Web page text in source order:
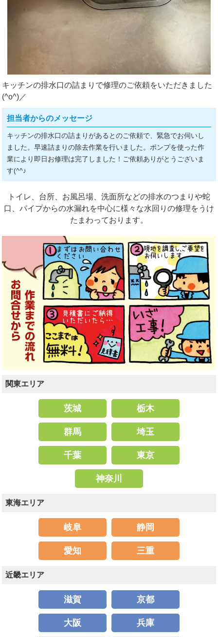
キッチンの排水口の詰まりで修理のご依頼をいただきました
(^o^)／
担当者からのメッセージ
キッチンの排水口の詰まりがあるとのご依頼で、緊急でお伺いし
ました。早速詰まりの除去作業を行いました。ポンプを使った作
業により即日お修理は完了しました！ご依頼ありがとうございま
す(^^♪
トイレ、台所、お風呂場、洗面所などの排水のつまりや蛇
口、パイプからの水漏れを中心に様々な水回りの修理をうけ
たまわっております。
関東エリア
茨城 栃木
群馬 埼玉
千葉 東京
神奈川
東海エリア
岐阜 静岡
愛知 三重
近畿エリア
滋賀 京都
大阪 兵庫